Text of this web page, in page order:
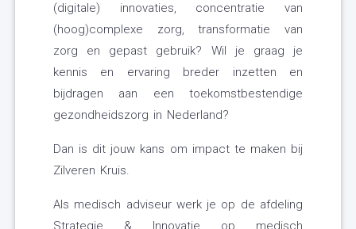
(digitale) innovaties, concentratie van
(hoog)complexe zorg, transformatie van
zorg en gepast gebruik? Wil je graag je
kennis en ervaring breder inzetten en
bijdragen aan een toekomstbestendige
gezondheidszorg in Nederland?
Dan is dit jouw kans om impact te maken bij
Zilveren Kruis.
Als medisch adviseur werk je op de afdeling
Strategie & Innovatie op medisch